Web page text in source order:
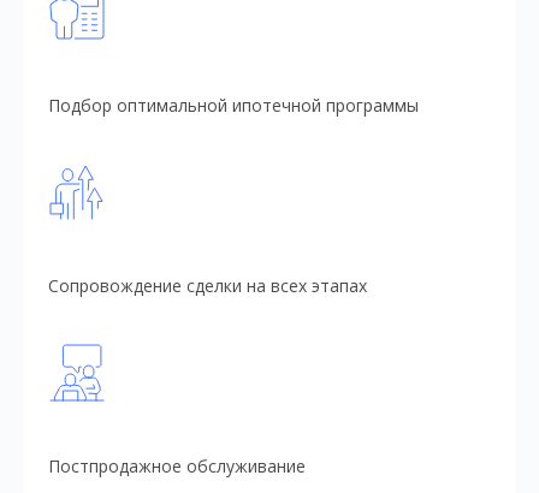
Подбор оптимальной ипотечной программы
Сопровождение сделки на всех этапах
Постпродажное обслуживание